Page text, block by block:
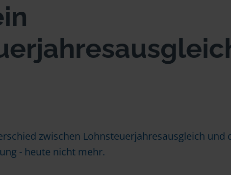
zwischen Lohnsteuerjahresausgleich und
- heute nicht mehr.